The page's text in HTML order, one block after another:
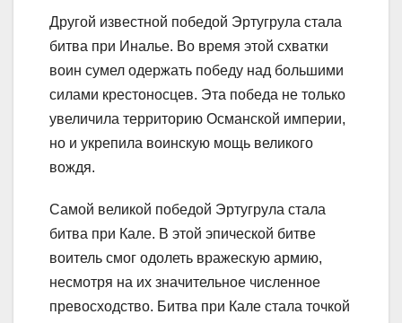
Другой известной победой Эртугрула стала
битва при Иналье. Во время этой схватки
воин сумел одержать победу над большими
силами крестоносцев. Эта победа не только
увеличила территорию Османской империи,
но и укрепила воинскую мощь великого
вождя.
Самой великой победой Эртугрула стала
битва при Кале. В этой эпической битве
воитель смог одолеть вражескую армию,
несмотря на их значительное численное
превосходство. Битва при Кале стала точкой